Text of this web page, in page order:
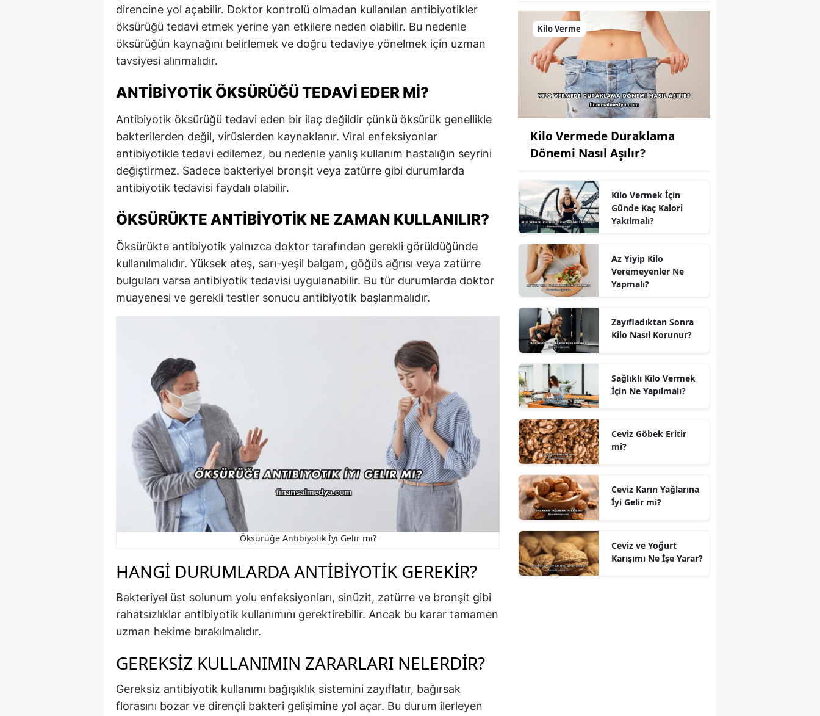
direncine yol açabilir. Doktor kontrolü olmadan kullanılan antibiyotikler
öksürüğü tedavi etmek yerine yan etkilere neden olabilir. Bu nedenle
öksürüğün kaynağını belirlemek ve doğru tedaviye yönelmek için uzman
tavsiyesi alınmalıdır.
ANTIBIYOTIK ÖKSÜRÜĞÜ TEDAVI EDER MI?
Antibiyotik öksürüğü tedavi eden bir ilaç değildir çünkü öksürük genellikle
bakterilerden değil, virüslerden kaynaklanır. Viral enfeksiyonlar
antibiyotikle tedavi edilemez, bu nedenle yanlış kullanım hastalığın seyrini
değiştirmez. Sadece bakteriyel bronşit veya zatürre gibi durumlarda
antibiyotik tedavisi faydalı olabilir.
ÖKSÜRÜKTE ANTIBIYOTIK NE ZAMAN KULLANILIR?
Öksürükte antibiyotik yalnızca doktor tarafından gerekli görüldüğünde
kullanılmalıdır. Yüksek ateş, sarı-yeşil balgam, göğüs ağrısı veya zatürre
bulguları varsa antibiyotik tedavisi uygulanabilir. Bu tür durumlarda doktor
muayenesi ve gerekli testler sonucu antibiyotik başlanmalıdır.
Öksürüğe Antibiyotik İyi Gelir mi?
HANGI DURUMLARDA ANTIBIYOTIK GEREKIR?
Bakteriyel üst solunum yolu enfeksiyonları, sinüzit, zatürre ve bronşit gibi
rahatsızlıklar antibiyotik kullanımını gerektirebilir. Ancak bu karar tamamen
uzman hekime bırakılmalıdır.
GEREKSIZ KULLANIMIN ZARARLARI NELERDIR?
Gereksiz antibiyotik kullanımı bağışıklık sistemini zayıflatır, bağırsak
florasını bozar ve dirençli bakteri gelişimine yol açar. Bu durum ilerleyen
Kilo Verme
Kilo Vermede Duraklama
Dönemi Nasıl Aşılır?
Kilo Vermek İçin
Günde Kaç Kalori
Yakılmalı?
Az Yiyip Kilo
Veremeyenler Ne
Yapmalı?
Zayıfladıktan Sonra
Kilo Nasıl Korunur?
Sağlıklı Kilo Vermek
İçin Ne Yapılmalı?
Ceviz Göbek Eritir
mi?
Ceviz Karın Yağlarına
İyi Gelir mi?
Ceviz ve Yoğurt
Karışımı Ne İşe Yarar?